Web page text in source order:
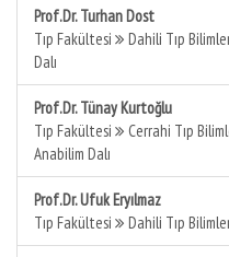
Prof.Dr. Turhan Dost
Tıp Fakültesi
Dahili Tıp
Dalı
Prof.Dr. Tünay Kurtoğlu
Tıp Fakültesi
Cerrahi Tıp
Anabilim Dalı
Prof.Dr. Ufuk Eryılmaz
Tıp Fakültesi
Dahili Tıp